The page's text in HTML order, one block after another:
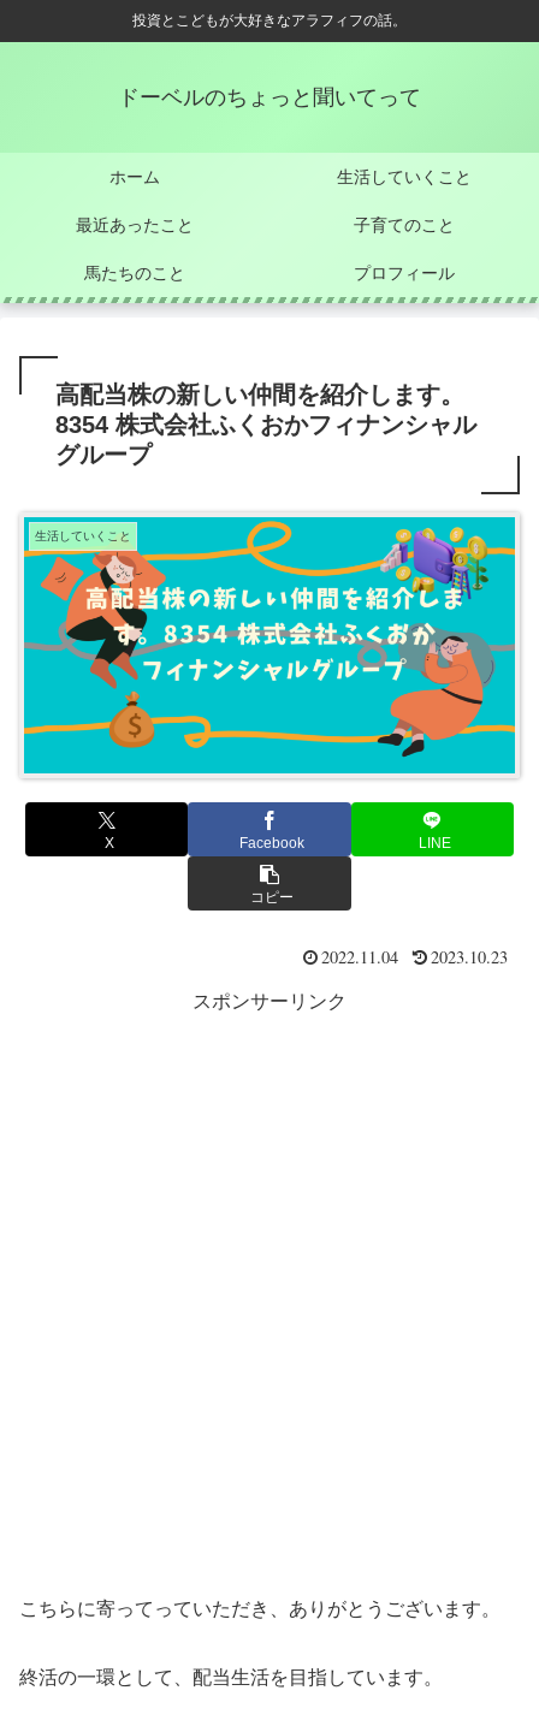
投資とこどもが大好きなアラフィフの話。
ドーベルのちょっと聞いてって
ホーム 生活していくこと
最近あったこと 子育てのこと
馬たちのこと プロフィール
高配当株の新しい仲間を紹介します。
8354 株式会社ふくおかフィナンシャル
グループ
生活していくこと
X Facebook LINE
コピー
2022.11.04 2023.10.23
スポンサーリンク
こちらに寄ってっていただき、ありがとうございます。
終活の一環として、配当生活を目指しています。